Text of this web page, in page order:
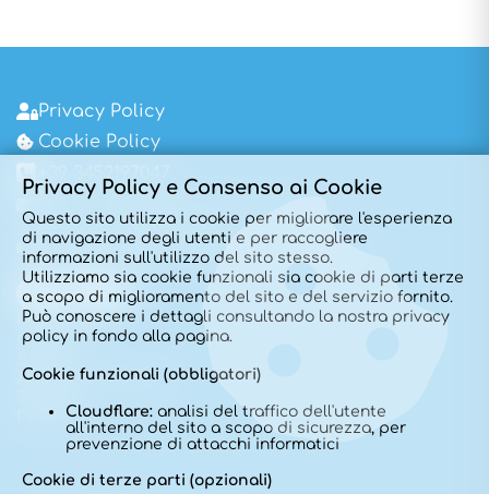
Privacy Policy e Consenso ai Cookie
Questo sito utilizza i cookie per migliorare l'esperienza
di navigazione degli utenti e per raccogliere
informazioni sull'utilizzo del sito stesso.
Utilizziamo sia cookie funzionali sia cookie di parti terze
a scopo di miglioramento del sito e del servizio fornito.
Può conoscere i dettagli consultando la nostra privacy
policy in fondo alla pagina.
Cookie funzionali (obbligatori)
Cloudflare: analisi del traffico dell'utente
all'interno del sito a scopo di sicurezza, per
prevenzione di attacchi informatici
Cookie di terze parti (opzionali)
Privacy Policy
Cookie Policy
ginecologo@dottoralessiorusso.it
Via Paolo Bembo 26
Dossobuono – Villafranca di Verona
Home
Chi sono
Approfondimenti
Prenota